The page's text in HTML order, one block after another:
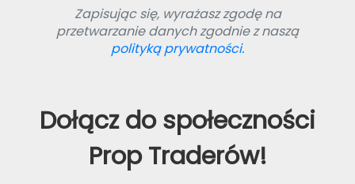
Zapisując się, wyrażasz zgodę na
przetwarzanie danych zgodnie z naszą
polityką prywatności.
Dołącz do społeczności
Prop Traderów!